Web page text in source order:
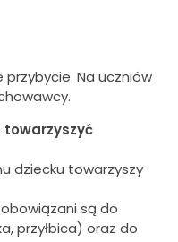
Na uczniów
towarzyszyć
dziecku towarzyszy
są do
przyłbica) oraz do